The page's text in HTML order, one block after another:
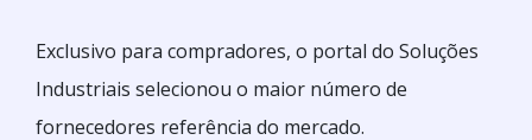
Exclusivo para compradores, o portal do Soluções
Industriais selecionou o maior número de
fornecedores referência do mercado.